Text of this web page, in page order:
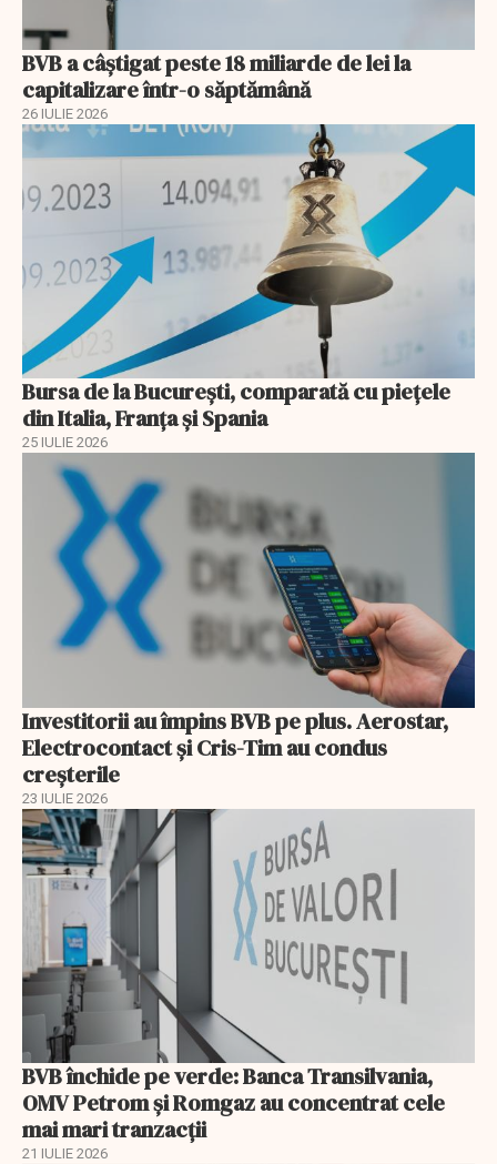
BVB a câștigat peste 18 miliarde de lei la
capitalizare într-o săptămână
26 IULIE 2026
Bursa de la București, comparată cu piețele
din Italia, Franța și Spania
25 IULIE 2026
Investitorii au împins BVB pe plus. Aerostar,
Electrocontact și Cris-Tim au condus
creșterile
23 IULIE 2026
BVB închide pe verde: Banca Transilvania,
OMV Petrom și Romgaz au concentrat cele
mai mari tranzacții
21 IULIE 2026